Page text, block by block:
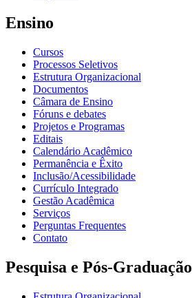
Ensino
Cursos
Processos Seletivos
Estrutura Organizacional
Documentos
Câmara de Ensino
Fóruns e debates
Projetos e Programas
Editais
Calendário Acadêmico
Permanência e Êxito
Inclusão/Acessibilidade
Currículo Integrado
Gestão Acadêmica
Serviços
Perguntas Frequentes
Contato
Pesquisa e Pós-Graduação